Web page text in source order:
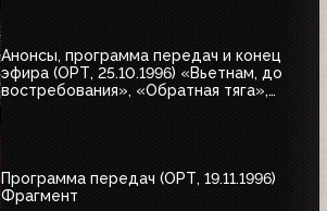
Анонсы, программа передач и конец
эфира (ОРТ, 25.10.1996) «Вьетнам, до
востребования», «Обратная тяга»,
Программа передач (ОРТ, 19.11.1996)
Фрагмент